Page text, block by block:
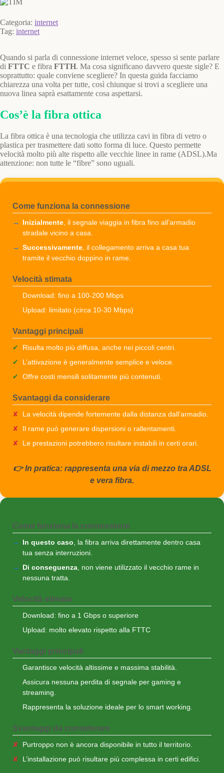
Categoria: internet
Tag: internet
Quando si parla di connessione internet veloce, spesso si sente parlare
di FTTC e fibra FTTH. Ma cosa significano davvero queste sigle? E
soprattutto: quale conviene scegliere? In questa guida facciamo
chiarezza una volta per tutte, così chiunque si trovi a scegliere una
nuova linea saprà esattamente cosa aspettarsi.
Cos’è la fibra ottica
La fibra ottica è una tecnologia che utilizza cavi in fibra di vetro o
plastica per trasmettere dati sotto forma di luce. Questo permette
velocità molto più alte rispetto alle vecchie linee in rame (ADSL).Ma
attenzione: non tutte le “fibre” sono uguali.
Come funziona la connessione
Inizialmente , il segnale viaggia in fibra fino all’armadio
stradale vicino a casa.
Successivamente , il collegamento arriva a casa tua
tramite il vecchio doppino in rame.
Velocità stimata
Download: fino a 100-200 Mbps
Upload: limitato (circa 10-30 Mbps)
Vantaggi principali
Risulta molto più diffusa, anche nei piccoli centri.
L’attivazione è generalmente semplice e veloce.
Offre costi mensili solitamente più contenuti.
Svantaggi da considerare
La velocità dipende fortemente dalla distanza dall’armadio.
Il rame può generare dispersioni o rallentamenti.
Le prestazioni potrebbero risultare instabili in certi orari.
👉 In pratica: rappresenta una via di mezzo tra ADSL
e vera fibra.
Come funziona la connessione
In questo caso , la fibra arriva direttamente dentro casa
tua senza interruzioni.
Di conseguenza , non viene utilizzato il vecchio rame in
nessuna tratta.
Velocità stimata
Download: fino a 1 Gbps o superiore
Upload: molto elevato rispetto alla FTTC
Vantaggi principali
Garantisce velocità altissime e massima stabilità.
Assicura nessuna perdita di segnale per gaming e
streaming.
Rappresenta la soluzione ideale per lo smart working.
Svantaggi da considerare
Purtroppo non è ancora disponibile in tutto il territorio.
L’installazione può risultare più complessa in certi edifici.